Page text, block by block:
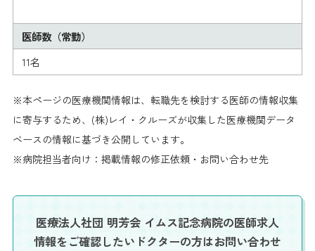
医師数（常勤）
11名
※本ページの医療機関情報は、転職先を検討する医師の情報収集
に寄与するため、(株)レイ・クルーズが収集した医療機関データ
ベースの情報に基づき公開しています。
※病院担当者向け：掲載情報の修正依頼・お問い合わせ先
医療法人社団 明芳会 イムス記念病院の医師求人
情報をご確認したいドクターの方はお問い合わせ